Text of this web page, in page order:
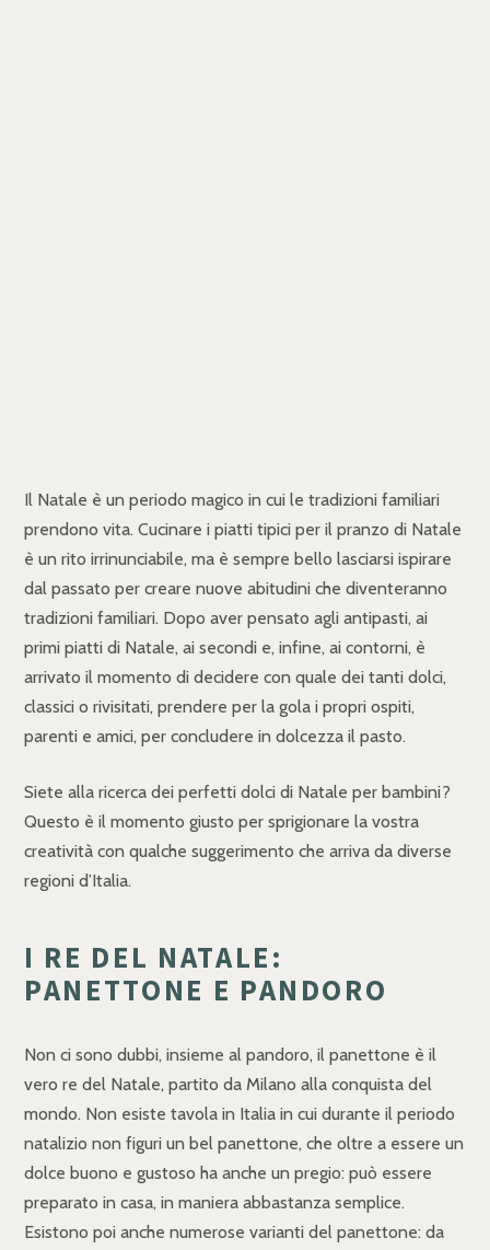
Il Natale è un periodo magico in cui le tradizioni familiari
prendono vita. Cucinare i piatti tipici per il pranzo di Natale
è un rito irrinunciabile, ma è sempre bello lasciarsi ispirare
dal passato per creare nuove abitudini che diventeranno
tradizioni familiari. Dopo aver pensato agli antipasti, ai
primi piatti di Natale, ai secondi e, infine, ai contorni, è
arrivato il momento di decidere con quale dei tanti dolci,
classici o rivisitati, prendere per la gola i propri ospiti,
parenti e amici, per concludere in dolcezza il pasto.
Siete alla ricerca dei perfetti dolci di Natale per bambini?
Questo è il momento giusto per sprigionare la vostra
creatività con qualche suggerimento che arriva da diverse
regioni d’Italia.
I RE DEL NATALE:
PANETTONE E PANDORO
Non ci sono dubbi, insieme al pandoro, il panettone è il
vero re del Natale, partito da Milano alla conquista del
mondo. Non esiste tavola in Italia in cui durante il periodo
natalizio non figuri un bel panettone, che oltre a essere un
dolce buono e gustoso ha anche un pregio: può essere
preparato in casa, in maniera abbastanza semplice.
Esistono poi anche numerose varianti del panettone: da